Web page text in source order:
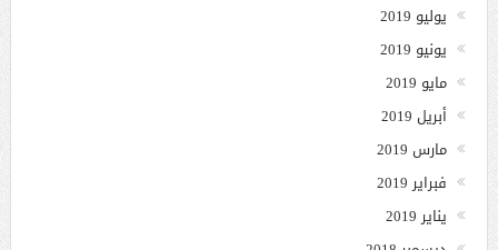
يوليو 2019
يونيو 2019
مايو 2019
أبريل 2019
مارس 2019
فبراير 2019
يناير 2019